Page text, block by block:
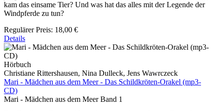
kam das einsame Tier? Und was hat das alles mit der Legende der
Windpferde zu tun?
Regulärer Preis: 18,00 €
Details
Hörbuch
Christiane Rittershausen, Nina Dulleck, Jens Wawrczeck
Mari - Mädchen aus dem Meer - Das Schildkröten-Orakel (mp3-
CD)
Mari - Mädchen aus dem Meer Band 1